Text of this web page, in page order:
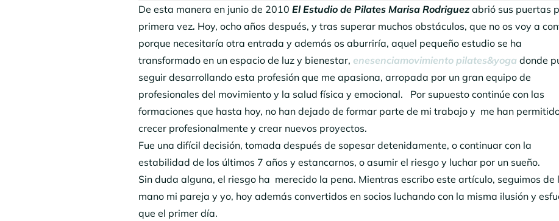
De esta manera en junio de 2010 El Estudio de Pilates Marisa Rodriguezabrió sus puertas
primera vez. Hoy, ocho años después, y tras superar muchos obstáculos, que no os voy a
porque necesitaría otra entrada y además os aburriría, aquel pequeño estudio se ha
transformado en un espacio de luz y bienestar, enesenciamovimiento pilates&yoga donde
seguir desarrollando esta profesión que me apasiona, arropada por un gran equipo de
profesionales del movimiento y la salud física y emocional. Por supuesto continúe con las
formaciones que hasta hoy, no han dejado de formar parte de mi trabajo y me han
crecer profesionalmente y crear nuevos proyectos.
Fue una difícil decisión, tomada después de sopesar detenidamente, o continuar con la
estabilidad de los últimos 7 años y estancarnos, o asumir el riesgo y luchar por un sueño.
Sin duda alguna, el riesgo ha merecido la pena. Mientras escribo este artículo, seguimos de
mano mi pareja y yo, hoy además convertidos en socios luchando con la misma ilusión y
que el primer día.